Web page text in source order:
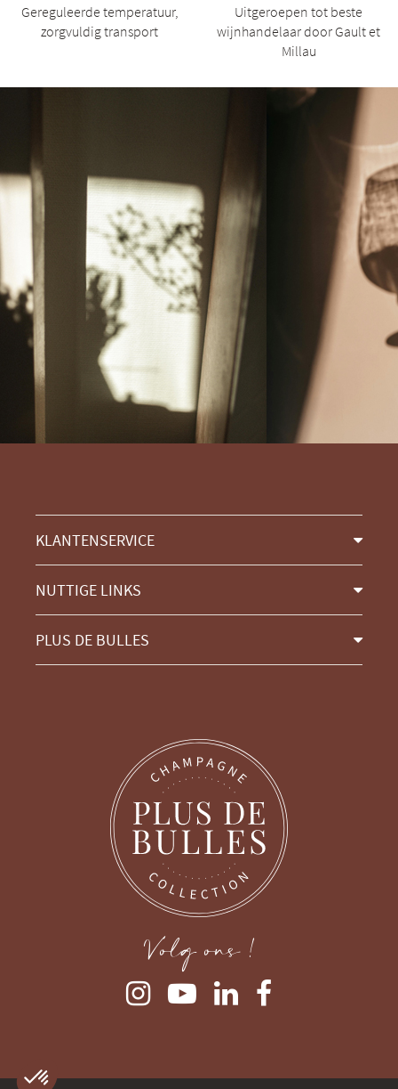
Gereguleerde temperatuur,
zorgvuldig transport
Uitgeroepen tot beste
wijnhandelaar door Gault et
Millau
KLANTENSERVICE
NUTTIGE LINKS
PLUS DE BULLES
Volg ons !